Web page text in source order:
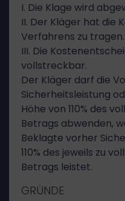
I. Die Klage wird
II. Der Kläger hat die
Verfahrens zu tragen.
III. Die
vollstreckbar.
Der Kläger darf die
Sicherheitsleistung
Höhe von 110% des
Betrags abwenden,
Beklagte vorher
110% des jeweils zu
Betrags leistet.
GRÜNDE